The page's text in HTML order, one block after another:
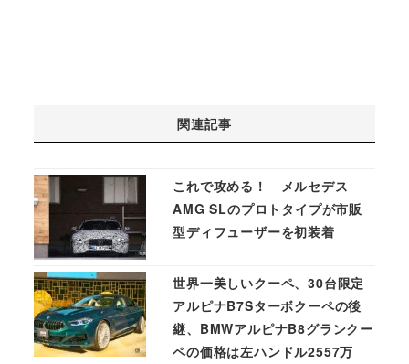
関連記事
これで攻める！ メルセデス
AMG SLのプロトタイプが市販
型ディフューザーを初装着
世界一美しいクーペ、30台限定
アルピナB7Sターボクーペの後
継、BMWアルピナB8グランクー
ペの価格は左ハンドル2557万